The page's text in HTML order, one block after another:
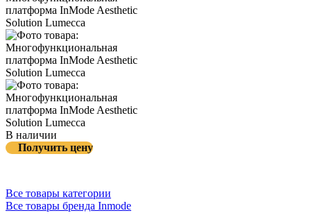
В наличии
Получить цену
Все товары категории
Все товары бренда Inmode